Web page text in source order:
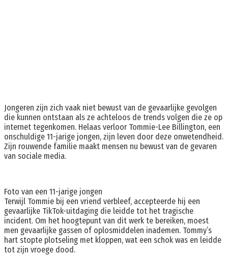
Jongeren zijn zich vaak niet bewust van de gevaarlijke gevolgen
die kunnen ontstaan ​​als ze achteloos de trends volgen die ze op
internet tegenkomen. Helaas verloor Tommie-Lee Billington, een
onschuldige 11-jarige jongen, zijn leven door deze onwetendheid.
Zijn rouwende familie maakt mensen nu bewust van de gevaren
van sociale media.
Foto van een 11-jarige jongen
Terwijl Tommie bij een vriend verbleef, accepteerde hij een
gevaarlijke TikTok-uitdaging die leidde tot het tragische
incident. Om het hoogtepunt van dit werk te bereiken, moest
men gevaarlijke gassen of oplosmiddelen inademen. Tommy’s
hart stopte plotseling met kloppen, wat een schok was en leidde
tot zijn vroege dood.